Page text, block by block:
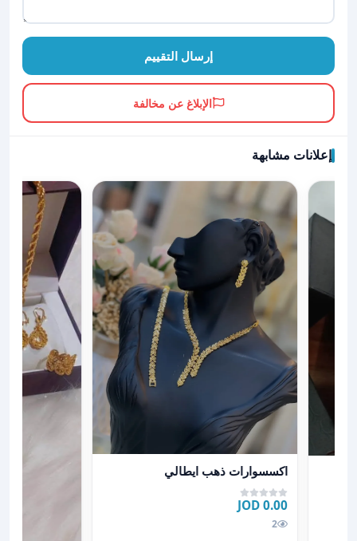
إرسال التقييم
الإبلاغ عن مخالفة
إعلانات مشابهة
وتطريزها الفاخر ️تطريز يد
عرض تفاصيل اكسسوارات ذهب ايطالي
اكسسوارات ذهب ايطالي
0.00 JOD
2